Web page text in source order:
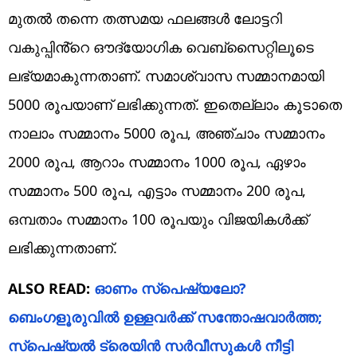
മുതൽ തന്നെ തത്സമയ ഫലങ്ങൾ ലോട്ടറി
വകുപ്പിൻ്റെ ഔദ്യോ​ഗിക വെബ്സൈറ്റിലൂടെ
ലഭ്യമാകുന്നതാണ്. സമാശ്വാസ സമ്മാനമായി
5000 രൂപയാണ് ലഭിക്കുന്നത്. ഇതെല്ലാം കൂടാതെ
നാലാം സമ്മാനം 5000 രൂപ, അഞ്ചാം സമ്മാനം
2000 രൂപ, ആറാം സമ്മാനം 1000 രൂപ, ഏഴാം
സമ്മാനം 500 രൂപ, എട്ടാം സമ്മാനം 200 രൂപ,
ഒമ്പതാം സമ്മാനം 100 രൂപയും വിജയികൾക്ക്
ലഭിക്കുന്നതാണ്.
ALSO READ: ഓണം സ്പെഷ്യലോ?
ബെംഗളൂരുവിൽ ഉള്ളവർക്ക് സന്തോഷവാർത്ത;
സ്പെഷ്യൽ ട്രെയിൻ സർവീസുകൾ നീട്ടി